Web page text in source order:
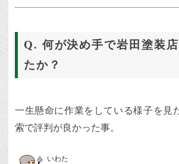
Q. 何が決め手で岩田塗装
たか？
一生懸命に作業をしている様子を見
索で評判が良かった事。
いわた